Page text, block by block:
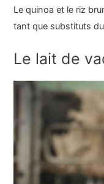
Le quinoa et le riz
tant que substituts
Le lait de